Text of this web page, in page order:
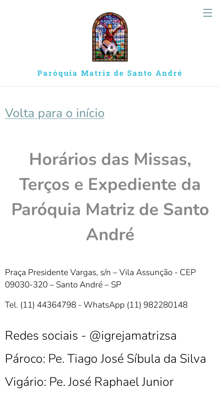
Paróquia Matriz de Santo André
Volta para o início
Horários das Missas,
Terços e Expediente da
Paróquia Matriz de Santo
André
Praça Presidente Vargas, s/n – Vila Assunção - CEP
09030-320 – Santo André – SP
Tel. (11) 44364798 - WhatsApp (11) 982280148
Redes sociais - @igrejamatrizsa
Pároco: Pe. Tiago José Síbula da Silva
Vigário: Pe. José Raphael Junior